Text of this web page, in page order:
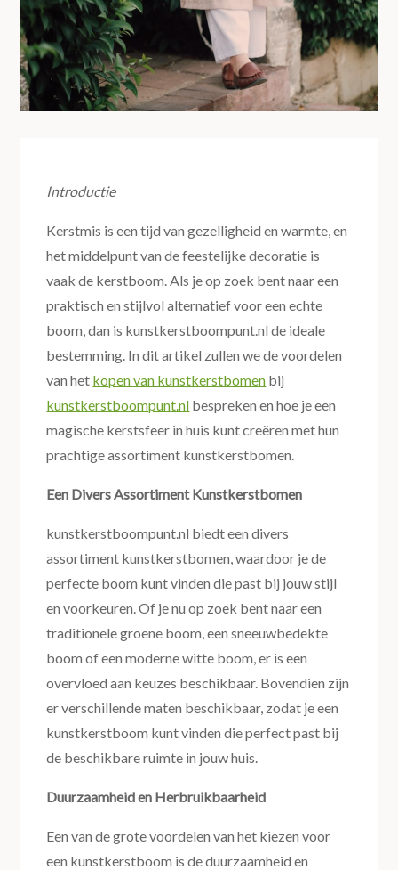
Introductie
Kerstmis is een tijd van gezelligheid en warmte, en
het middelpunt van de feestelijke decoratie is
vaak de kerstboom. Als je op zoek bent naar een
praktisch en stijlvol alternatief voor een echte
boom, dan is kunstkerstboompunt.nl de ideale
bestemming. In dit artikel zullen we de voordelen
van het kopen van kunstkerstbomen bij
kunstkerstboompunt.nl bespreken en hoe je een
magische kerstsfeer in huis kunt creëren met hun
prachtige assortiment kunstkerstbomen.
Een Divers Assortiment Kunstkerstbomen
kunstkerstboompunt.nl biedt een divers
assortiment kunstkerstbomen, waardoor je de
perfecte boom kunt vinden die past bij jouw stijl
en voorkeuren. Of je nu op zoek bent naar een
traditionele groene boom, een sneeuwbedekte
boom of een moderne witte boom, er is een
overvloed aan keuzes beschikbaar. Bovendien zijn
er verschillende maten beschikbaar, zodat je een
kunstkerstboom kunt vinden die perfect past bij
de beschikbare ruimte in jouw huis.
Duurzaamheid en Herbruikbaarheid
Een van de grote voordelen van het kiezen voor
een kunstkerstboom is de duurzaamheid en